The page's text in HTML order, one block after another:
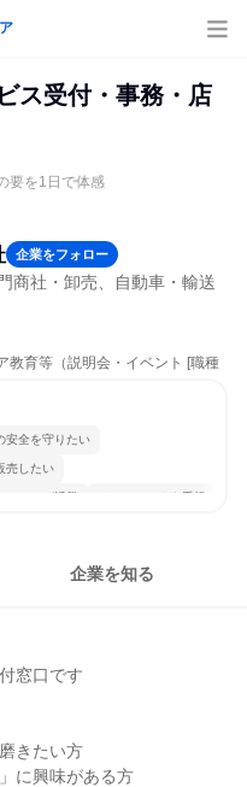
ス受付・事務・店
要を1日で体感
企業をフォロー
商社・卸売、自動車・輸送
教育等（説明会・イベント [職種
安全を守りたい
売したい
ションが活発 チームワークを重視
企業を知る
窓口です
きたい方
に興味がある方